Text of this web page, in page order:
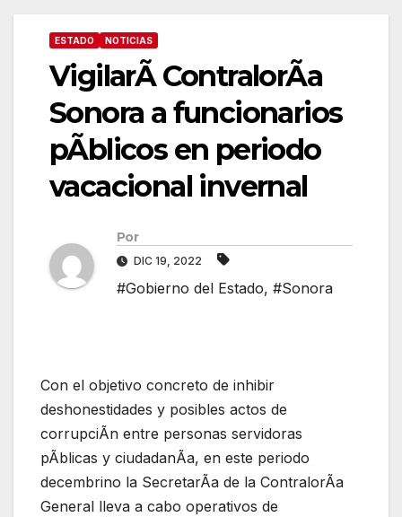
ESTADO NOTICIAS
VigilarÃ ContralorÃa
Sonora a funcionarios
pÃblicos en periodo
vacacional invernal
Por
DIC 19, 2022
#Gobierno del Estado, #Sonora
Con el objetivo concreto de inhibir
deshonestidades y posibles actos de
corrupciÃn entre personas servidoras
pÃblicas y ciudadanÃa, en este periodo
decembrino la SecretarÃa de la ContralorÃa
General lleva a cabo operativos de